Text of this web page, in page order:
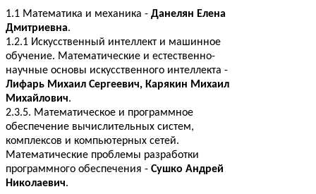
1.1 Математика и механика - Данелян Елена
Дмитриевна.
1.2.1 Искусственный интеллект и машинное
обучение. Математические и естественно-​
научные основы искусственного интеллекта -
Лифарь Михаил Сергеевич, Карякин Михаил
Михайлович.
2.3.5. Математическое и программное
обеспечение вычислительных систем,
комплексов и компьютерных сетей.
Математические проблемы разработки
программного обеспечения - Сушко Андрей
Николаевич.